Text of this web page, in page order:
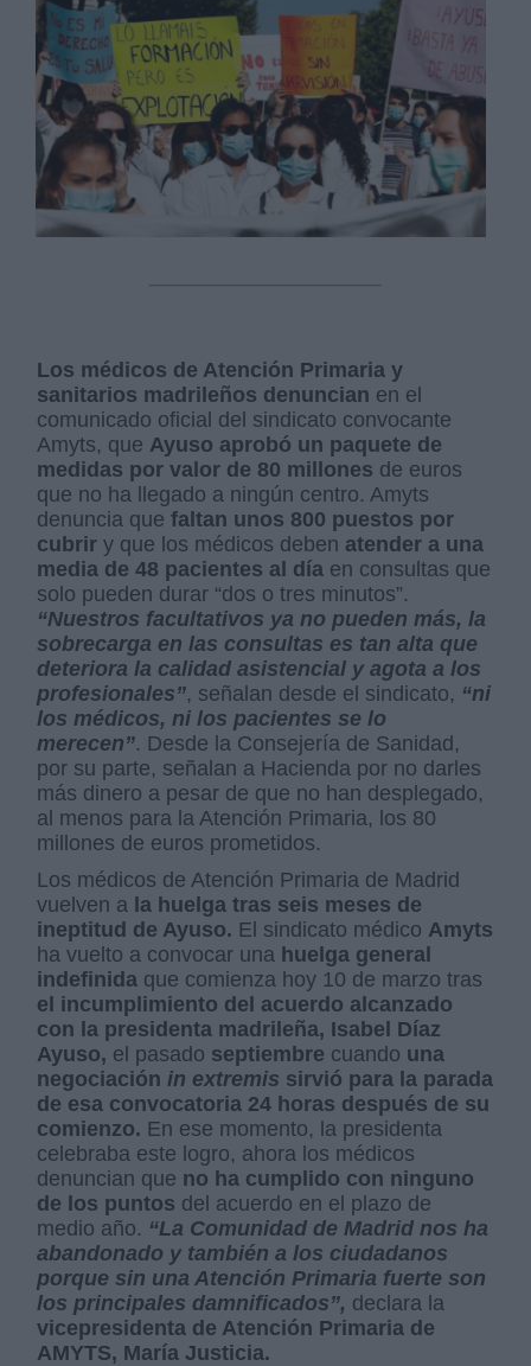
Los médicos de Atención Primaria y
sanitarios madrileños denuncian en el
comunicado oficial del sindicato convocante
Amyts, que Ayuso aprobó un paquete de
medidas por valor de 80 millones de euros
que no ha llegado a ningún centro. Amyts
denuncia quefaltan unos 800 puestos por
cubrir y que los médicos deben atender a una
media de 48 pacientes al día en consultas que
solo pueden durar “dos o tres minutos”.
“Nuestros facultativos ya no pueden más, la
sobrecarga en las consultas es tan alta que
deteriora la calidad asistencial y agota a los
profesionales”, señalan desde el sindicato, “ni
los médicos, ni los pacientes se lo
merecen”. Desde la Consejería de Sanidad,
por su parte, señalan a Hacienda por no darles
más dinero a pesar de que no han desplegado,
al menos para la Atención Primaria, los 80
millones de euros prometidos.
Los médicos de Atención Primaria de Madrid
vuelven a la huelga tras seis meses de
ineptitud de Ayuso. El sindicato médico Amyts
ha vuelto a convocar una huelga general
indefinida que comienza hoy 10 de marzo tras
el incumplimiento del acuerdo alcanzado
con la presidenta madrileña, Isabel Díaz
Ayuso, el pasado septiembre cuando una
negociación in extremis sirvió para la parada
de esa convocatoria 24 horas después de su
comienzo. En ese momento, la presidenta
celebraba este logro, ahora los médicos
denuncian que no ha cumplido con ninguno
de los puntos del acuerdo en el plazo de
medio año. “La Comunidad de Madrid nos ha
abandonado y también a los ciudadanos
porque sin una Atención Primaria fuerte son
los principales damnificados”, declara la
vicepresidenta de Atención Primaria de
AMYTS, María Justicia.